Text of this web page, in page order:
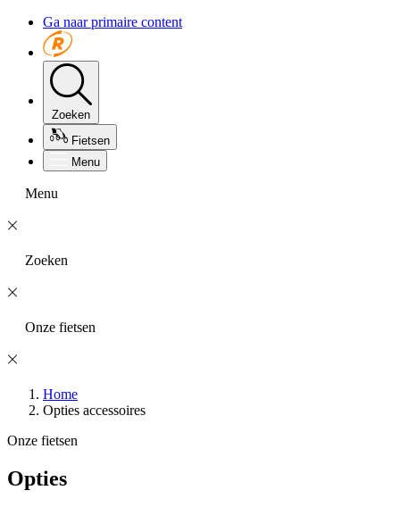
Ga naar primaire content
Zoeken
Fietsen
Menu
Menu
Zoeken
Onze fietsen
Home
Opties accessoires
Onze fietsen
Opties